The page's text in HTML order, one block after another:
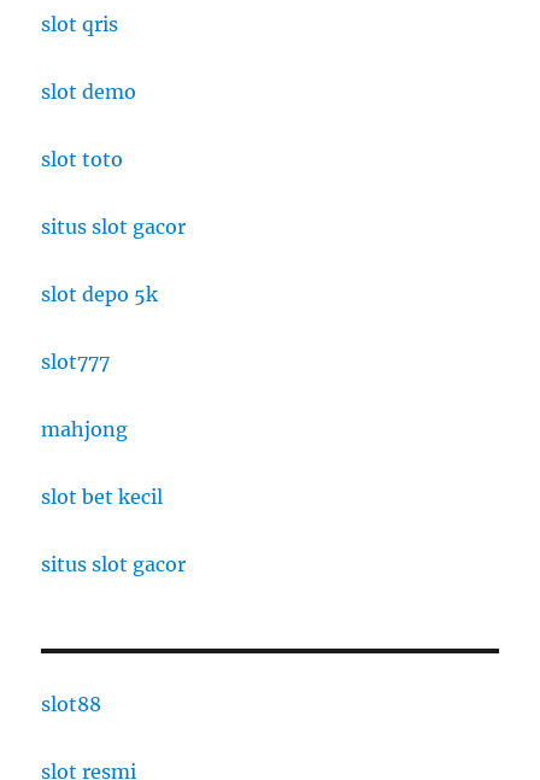
slot qris
slot demo
slot toto
situs slot gacor
slot depo 5k
slot777
mahjong
slot bet kecil
situs slot gacor
slot88
slot resmi